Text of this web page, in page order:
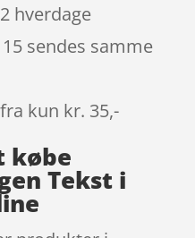
hverdage
sendes samme
kun kr. 35,-
købe
Tekst i